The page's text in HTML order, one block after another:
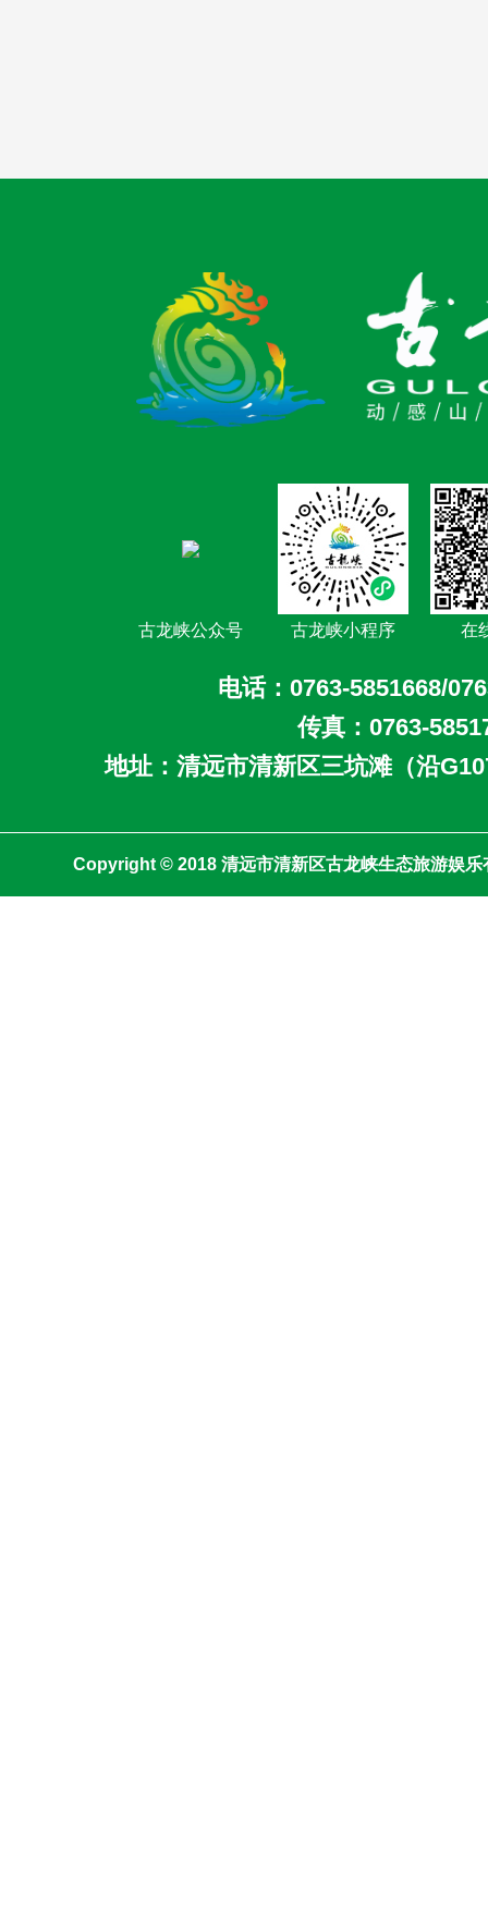
电话：0763-5851668/
传真：0763-
地址：清远市清新区三坑滩（沿
古龙峡公众号 古龙峡小程序 在
Copyright © 2018 清远市清新区古龙峡生态旅游娱